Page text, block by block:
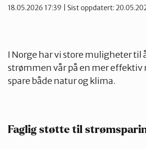
18.05.2026 17:39 | Sist oppdatert:
I Norge har vi store muligheter til
strømmen vår på en mer effektiv
spare både natur og klima.
Faglig støtte til